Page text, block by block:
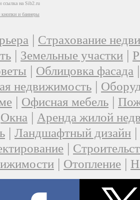
ссылка на Sib2.ru
и баннеры
| Страхование
| Земельные участки |
| Облицовка фасада
недвижимость |
| Офисная мебель |
Окна | Аренда жилой
| Ландшафтный дизайн |
|
| Отопление |
О проекте|